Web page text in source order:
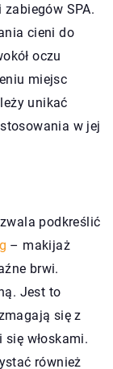
SPA.
cieni do
oczu
miejsc
unikać
w jej
podkreślić
– makijaż
brwi.
Jest to
się z
włoskami.
również